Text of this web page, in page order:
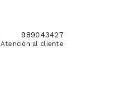
989043427
Atención al cliente